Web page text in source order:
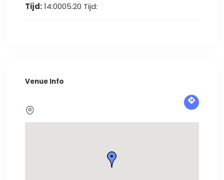
Tijd:14:0005:20 Tijd:
Venue Info